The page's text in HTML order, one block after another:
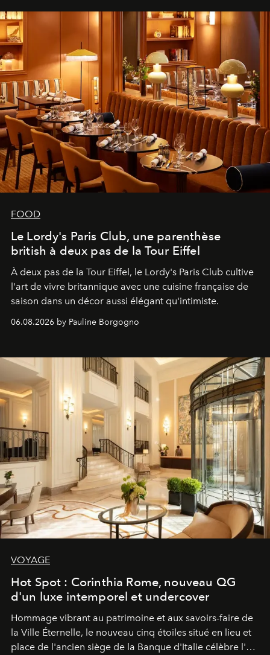
FOOD
Le Lordy's Paris Club, une parenthèse
british à deux pas de la Tour Eiffel
À deux pas de la Tour Eiffel, le Lordy's Paris Club cultive
l'art de vivre britannique avec une cuisine française de
saison dans un décor aussi élégant qu'intimiste.
06.08.2026 by Pauline Borgogno
VOYAGE
Hot Spot : Corinthia Rome, nouveau QG
d'un luxe intemporel et undercover
Hommage vibrant au patrimoine et aux savoirs-faire de
la Ville Éternelle, le nouveau cinq étoiles situé en lieu et
place de l'ancien siège de la Banque d'Italie célèbre l'art